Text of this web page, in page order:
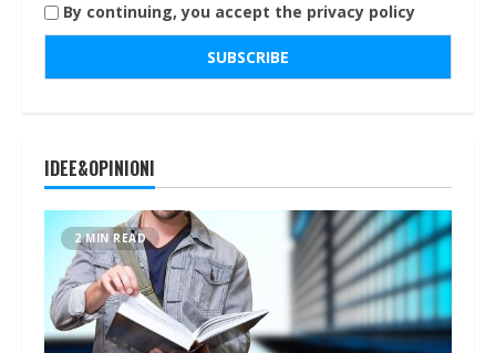
By continuing, you accept the privacy policy
IDEE&OPINIONI
2 MIN READ